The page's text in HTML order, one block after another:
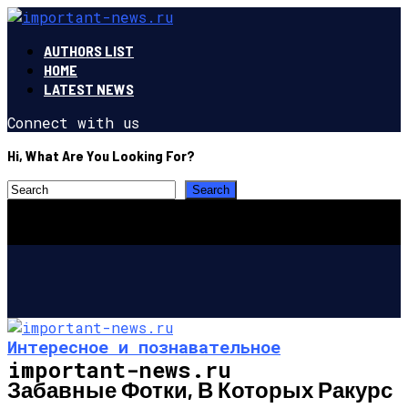
AUTHORS LIST
HOME
LATEST NEWS
Connect with us
Hi, What Are You Looking For?
important-news.ru
Интересное и познавательное
Забавные Фотки, В Которых Ракурс